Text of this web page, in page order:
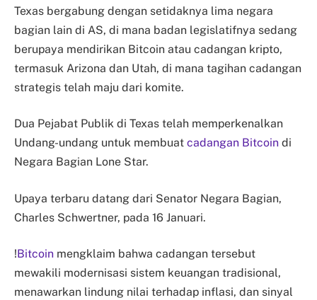
Texas bergabung dengan setidaknya lima negara
bagian lain di AS, di mana badan legislatifnya sedang
berupaya mendirikan Bitcoin atau cadangan kripto,
termasuk Arizona dan Utah, di mana tagihan cadangan
strategis telah maju dari komite.
Dua Pejabat Publik di Texas telah memperkenalkan
Undang-undang untuk membuat cadangan Bitcoin di
Negara Bagian Lone Star.
Upaya terbaru datang dari Senator Negara Bagian,
Charles Schwertner, pada 16 Januari.
!Bitcoin mengklaim bahwa cadangan tersebut
mewakili modernisasi sistem keuangan tradisional,
menawarkan lindung nilai terhadap inflasi, dan sinyal